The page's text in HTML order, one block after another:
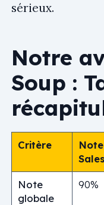
sérieux.
Notre
Soup :
Critère
Note
Note
globale
90%